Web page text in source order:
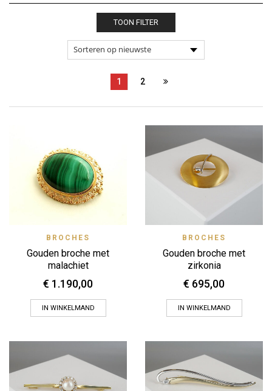
TOON FILTER
1 2
BROCHES
Gouden broche met
malachiet
€ 1.190,00
IN WINKELMAND
BROCHES
Gouden broche met
zirkonia
€ 695,00
IN WINKELMAND